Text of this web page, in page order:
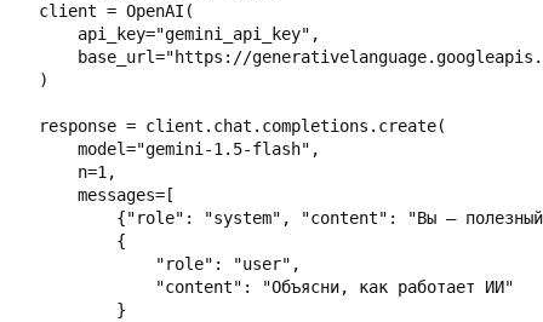
client = OpenAI(
    api_key="gemini_api_key",
base_url="https://
)
response = client.chat.completions.create(
    model="gemini-1.5-flash",
    n=1,
    messages=[
{"role": "system", "content": "Вы —
        {
            "role": "user",
            "content": "Объясни, как работает ИИ"
        }